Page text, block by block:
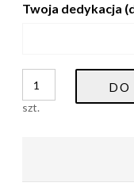
Twoja dedykacja
szt.
DO